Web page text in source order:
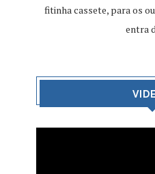
fitinha cassete, para os
entra